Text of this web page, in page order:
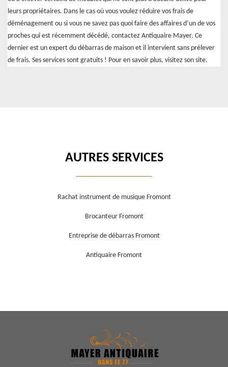
leurs propriétaires. Dans le cas où vous voulez réduire vos frais de
déménagement ou si vous ne savez pas quoi faire des affaires d’un de vos
proches qui est récemment décédé, contactez Antiquaire Mayer. Ce
dernier est un expert du débarras de maison et il intervient sans prélever
de frais. Ses services sont gratuits ! Pour en savoir plus, visitez son site.
AUTRES SERVICES
Rachat instrument de musique Fromont
Brocanteur Fromont
Entreprise de débarras Fromont
Antiquaire Fromont